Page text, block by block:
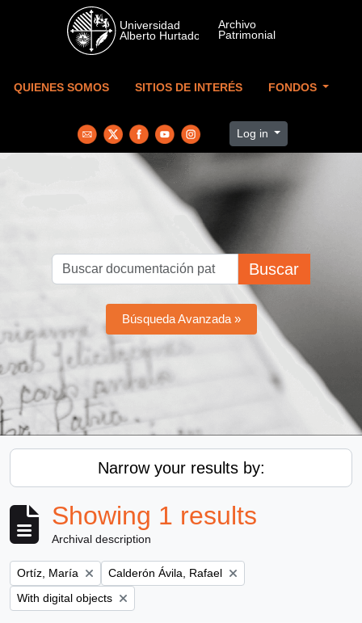
Skip to main content
QUIENES SOMOS SITIOS DE INTERÉS FONDOS
Log in
Buscar
Búsqueda Avanzada »
Narrow your results by:
Showing 1 results
Archival description
Remove filter:
Ortíz, María Remove filter:
Calderón Ávila, Rafael
Remove filter:
With digital objects